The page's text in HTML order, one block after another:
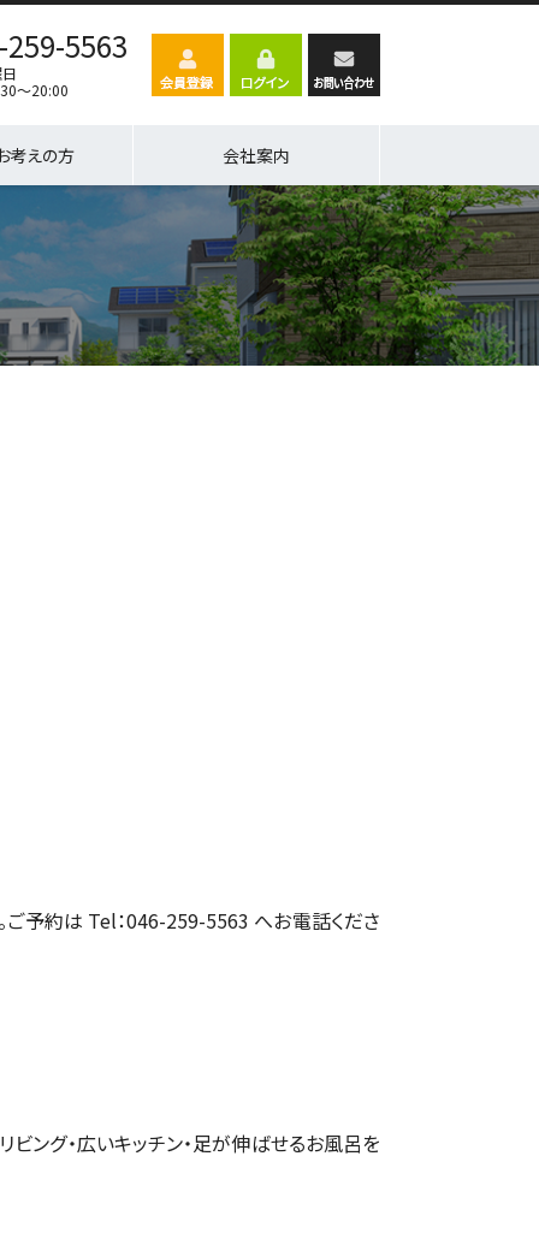
5563
～20:00
考えの方 会社案内
ご予約は Tel：046-259-5563 へお電話くださ
ビング・広いキッチン・足が伸ばせるお風呂を